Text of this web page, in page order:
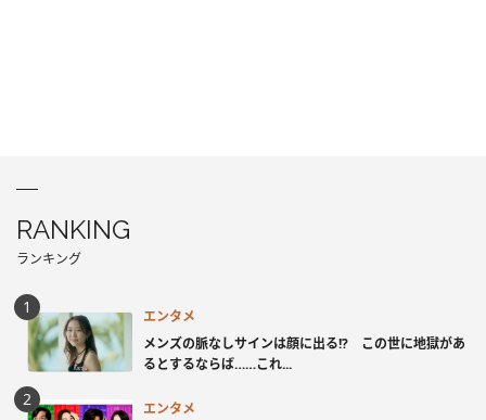
RANKING
ランキング
エンタメ
メンズの脈なしサインは顔に出る!? この世に地獄があ
るとするならば……これ...
エンタメ